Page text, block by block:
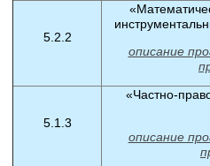
5.2.2
описание
5.1.3
«Частно-
описание